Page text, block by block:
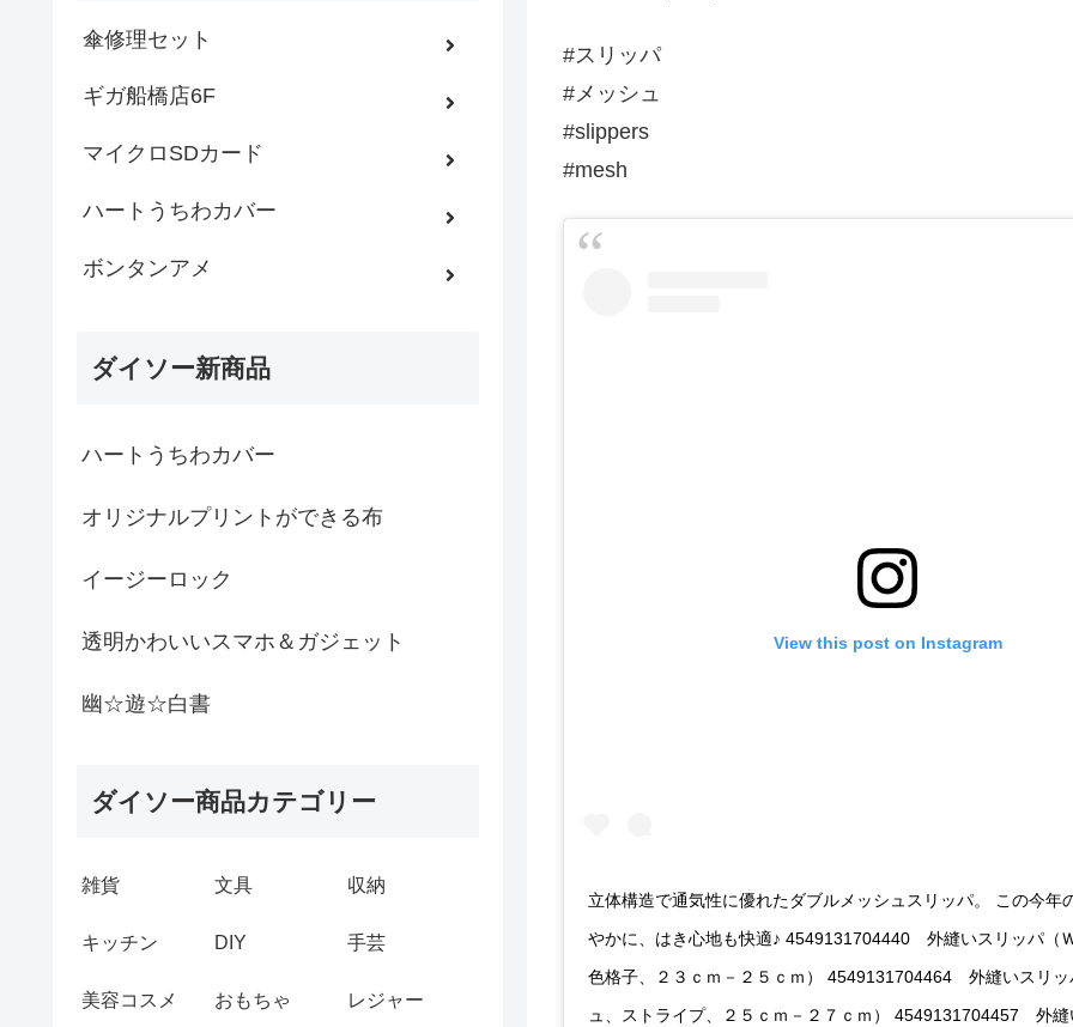
#スリッパ
#メッシュ
#slippers
#mesh
View this post on Instagram
立体構造で通気性に優れたダブルメッシュスリッパ。 この今年
やかに、はき心地も快適♪ 4549131704440 外縫いスリッパ（
色格子、２３ｃｍ－２５ｃｍ） 4549131704464 外縫いスリッ
ュ、ストライプ、２５ｃｍ－２７ｃｍ） 4549131704457 外縫
傘修理セット
ギガ船橋店6F
マイクロSDカード
ハートうちわカバー
ボンタンアメ
ダイソー新商品
ハートうちわカバー
オリジナルプリントができる布
イージーロック
透明かわいいスマホ＆ガジェット
幽☆遊☆白書
ダイソー商品カテゴリー
雑貨 文具 収納
キッチン DIY 手芸
美容コスメ おもちゃ レジャー